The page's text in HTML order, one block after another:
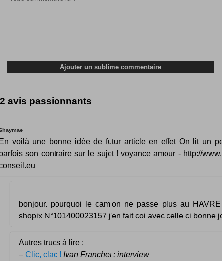
2 avis passionnants
voilà une bonne idée de futur article en effet On lit un
son contraire sur le sujet ! voyance amour - http://
bonjour. pourquoi le camion ne passe plus au
shopix N°101400023157 j'en fait coi avec celle ci bonne
Autres trucs à lire :
– Clic, clac ! Ivan Franchet : interview